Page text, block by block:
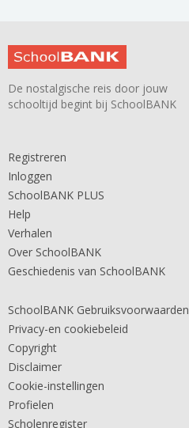
De nostalgische reis door jouw
schooltijd begint bij SchoolBANK
Registreren
Inloggen
SchoolBANK PLUS
Help
Verhalen
Over SchoolBANK
Geschiedenis van SchoolBANK
SchoolBANK Gebruiksvoorwaarden
Privacy-en cookiebeleid
Copyright
Disclaimer
Cookie-instellingen
Profielen
Scholenregister